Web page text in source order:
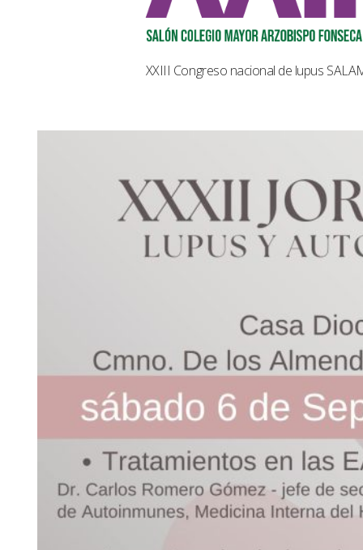
XXIII Congreso nacional de lupus